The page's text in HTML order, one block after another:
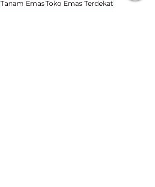
Tanam EmasToko Emas Terdekat